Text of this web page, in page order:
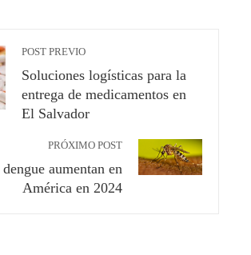
POST PREVIO
Soluciones logísticas para la
entrega de medicamentos en
El Salvador
PRÓXIMO POST
aumentan en
América en 2024